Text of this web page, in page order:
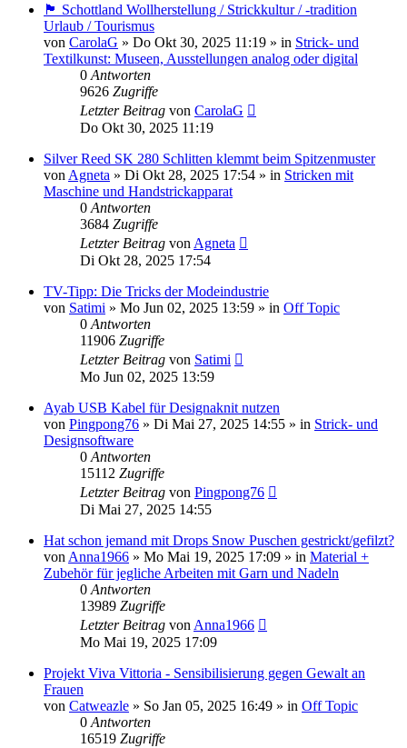
🏴󠁧󠁢󠁳󠁣󠁴󠁿 Schottland Wollherstellung / Strickkultur / -tradition
Urlaub / Tourismus
von CarolaG » Do Okt 30, 2025 11:19 » in Strick- und
Textilkunst: Museen, Ausstellungen analog oder digital
0 Antworten
9626 Zugriffe
Letzter Beitrag von CarolaG
Do Okt 30, 2025 11:19
Silver Reed SK 280 Schlitten klemmt beim Spitzenmuster
von Agneta » Di Okt 28, 2025 17:54 » in Stricken mit
Maschine und Handstrickapparat
0 Antworten
3684 Zugriffe
Letzter Beitrag von Agneta
Di Okt 28, 2025 17:54
TV-Tipp: Die Tricks der Modeindustrie
von Satimi » Mo Jun 02, 2025 13:59 » in Off Topic
0 Antworten
11906 Zugriffe
Letzter Beitrag von Satimi
Mo Jun 02, 2025 13:59
Ayab USB Kabel für Designaknit nutzen
von Pingpong76 » Di Mai 27, 2025 14:55 » in Strick- und
Designsoftware
0 Antworten
15112 Zugriffe
Letzter Beitrag von Pingpong76
Di Mai 27, 2025 14:55
Hat schon jemand mit Drops Snow Puschen gestrickt/gefilzt?
von Anna1966 » Mo Mai 19, 2025 17:09 » in Material +
Zubehör für jegliche Arbeiten mit Garn und Nadeln
0 Antworten
13989 Zugriffe
Letzter Beitrag von Anna1966
Mo Mai 19, 2025 17:09
Projekt Viva Vittoria - Sensibilisierung gegen Gewalt an
Frauen
von Catweazle » So Jan 05, 2025 16:49 » in Off Topic
0 Antworten
16519 Zugriffe